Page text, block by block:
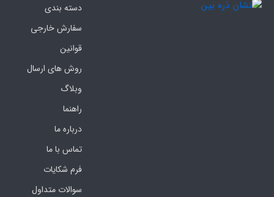
دسته بندی
سفارش خارجی
قوانین
روش های ارسال
وبلاگ
راهنما
درباره ما
تماس با ما
فرم‌ شکایات
سوالات متداول